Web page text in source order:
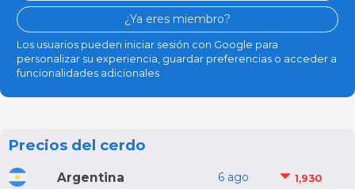
¿Ya eres miembro?
Los usuarios pueden iniciar sesión con Google para
personalizar su experiencia, guardar preferencias o acceder a
funcionalidades adicionales
Precios del cerdo
Argentina 6 ago 1,930